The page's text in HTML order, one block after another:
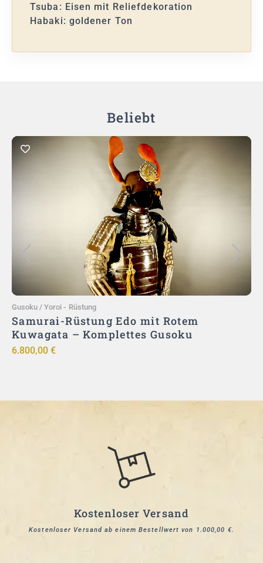
Tsuba: Eisen mit Reliefdekoration
Habaki: goldener Ton
Beliebt
In den Warenkorb
Gusoku / Yoroi - Rüstung
Samurai-Rüstung Edo mit Rotem
Kuwagata – Komplettes Gusoku
6.800,00 €
Kostenloser Versand
Kostenloser Versand ab einem Bestellwert von 1.000,00 €.